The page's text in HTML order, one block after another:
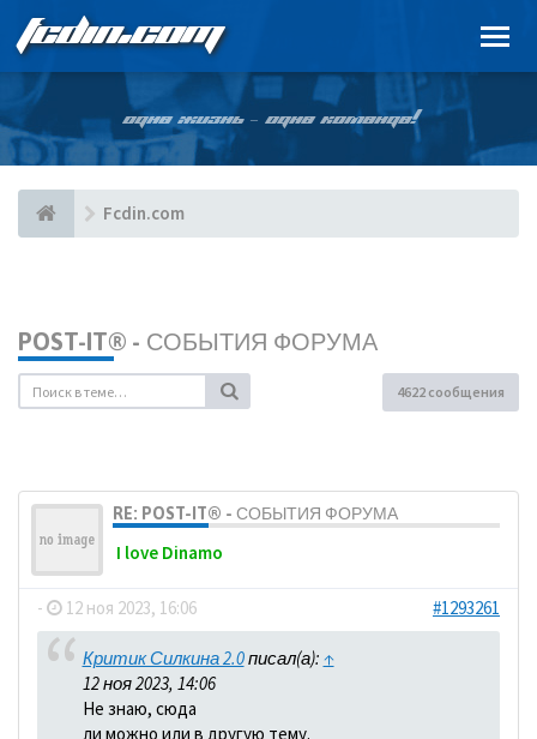
FCDIN.COM
ОДНА ЖИЗНЬ – ОДНА КОМАНДА!
Fcdin.com
POST-IT® - СОБЫТИЯ ФОРУМА
4622 сообщения
RE: POST-IT® - СОБЫТИЯ ФОРУМА
I love Dinamo
- 12 ноя 2023, 16:06 #1293261
Критик Силкина 2.0писал(а): ↑
12 ноя 2023, 14:06
Не знаю, сюда
ли можно или в другую тему.